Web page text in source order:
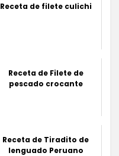
Receta de filete culichi
Receta de Filete de
pescado crocante
Receta de Tiradito de
lenguado Peruano